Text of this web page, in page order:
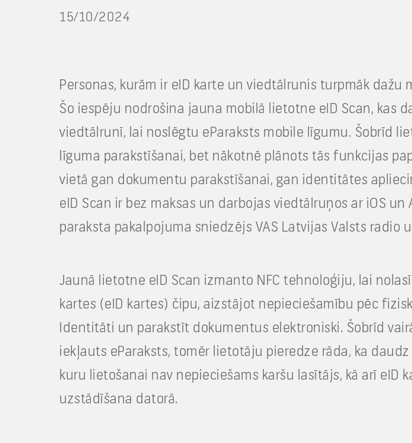
15/10/2024
Personas, kurām ir eID karte un viedtālrunis turpmāk
Šo iespēju nodrošina jauna mobilā lietotne eID Scan, kas
viedtālrunī, lai noslēgtu eParaksts mobile līgumu. Šobrīd
līguma parakstīšanai, bet nākotnē plānots tās funkcijas
vietā gan dokumentu parakstīšanai, gan identitātes
eID Scan ir bez maksas un darbojas viedtālruņos ar iOS
paraksta pakalpojuma sniedzējs VAS Latvijas Valsts radio
Jaunā lietotne eID Scan izmanto NFC tehnoloģiju, lai
kartes (eID kartes) čipu, aizstājot nepieciešamību pēc
Identitāti un parakstīt dokumentus elektroniski. Šobrīd
iekļauts eParaksts, tomēr lietotāju pieredze rāda, ka
kuru lietošanai nav nepieciešams karšu lasītājs, kā arī
uzstādīšana datorā.